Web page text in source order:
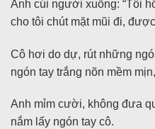
Anh cúi người xuống: “Tôi
cho tôi chút mặt mũi đi,
Cô hơi do dự, rút những
ngón tay trắng nõn mềm
Anh mỉm cười, không đưa
nắm lấy ngón tay cô.